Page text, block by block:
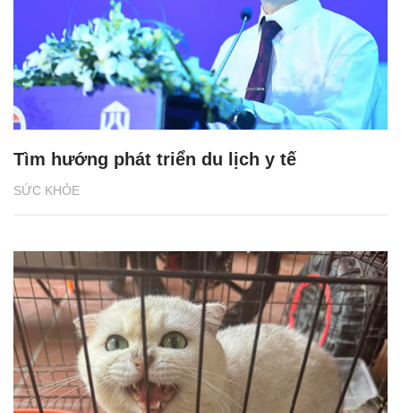
SỨC KHỎE
Tìm hướng phát triển du lịch y tế